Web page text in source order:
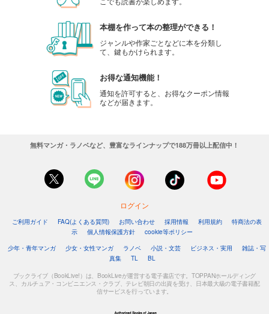
本棚を作って本の整理ができる！
ジャンルや作家ごとなどに本を分類し
て、鍵もかけられます。
お得な通知機能！
通知を許可すると、お得なクーポン情報
などが届きます。
無料マンガ・ラノベなど、豊富なラインナップで188万冊以上配信中！
ログイン
ご利用ガイド FAQ(よくある質問) お問い合わせ 採用情報 利用規約
特商法の表
示
個人情報保護方針
cookie等ポリシー
少年・青年マンガ
少女・女性マンガ ラノベ 小説・文芸 ビジネス・実用
雑誌・写
真集
TL BL
ブックライブ（BookLive!）は、BookLiveが運営する電子書店です。TOPPANホールディング
ス、カルチュア・コンビニエンス・クラブ、テレビ朝日の出資を受け、日本最大級の電子書籍配
信サービスを行っています。